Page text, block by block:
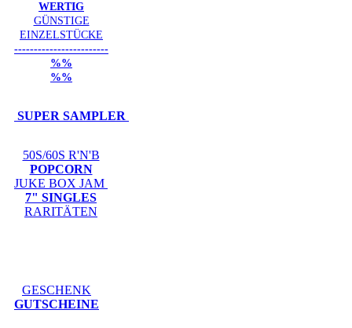
WERTIG
GÜNSTIGE
EINZELSTÜCKE
------------------------
%%
%%
SUPER SAMPLER
50S/60S R'N'B
POPCORN
JUKE BOX JAM
7" SINGLES
RARITÄTEN
GESCHENK
GUTSCHEINE